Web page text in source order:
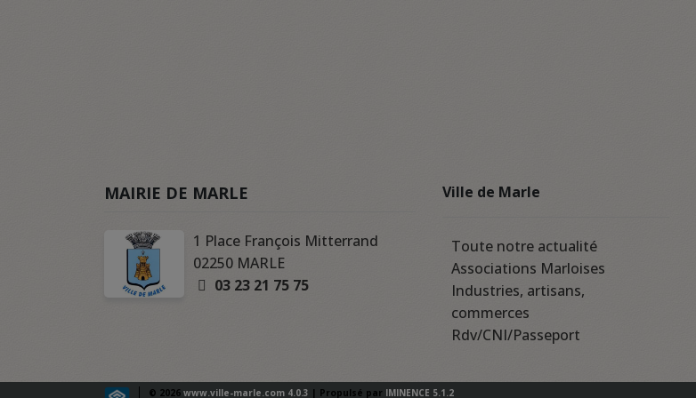
MAIRIE DE MARLE
1 Place François Mitterrand
02250 MARLE
03 23 21 75 75
Ville de Marle
Toute notre actualité
Associations Marloises
Industries, artisans,
commerces
Rdv/CNI/Passeport
© 2026 www.ville-marle.com 4.0.3 | Propulsé par IMINENCE 5.1.2